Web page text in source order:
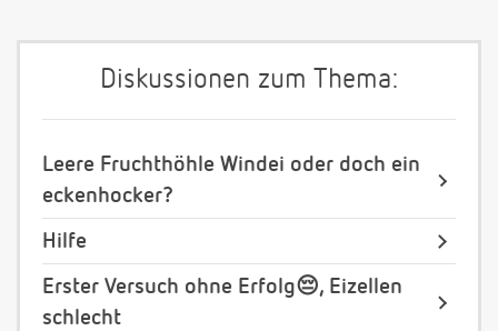
Diskussionen zum Thema:
Leere Fruchthöhle Windei oder doch ein
eckenhocker?
Hilfe
Erster Versuch ohne Erfolg😔, Eizellen
schlecht